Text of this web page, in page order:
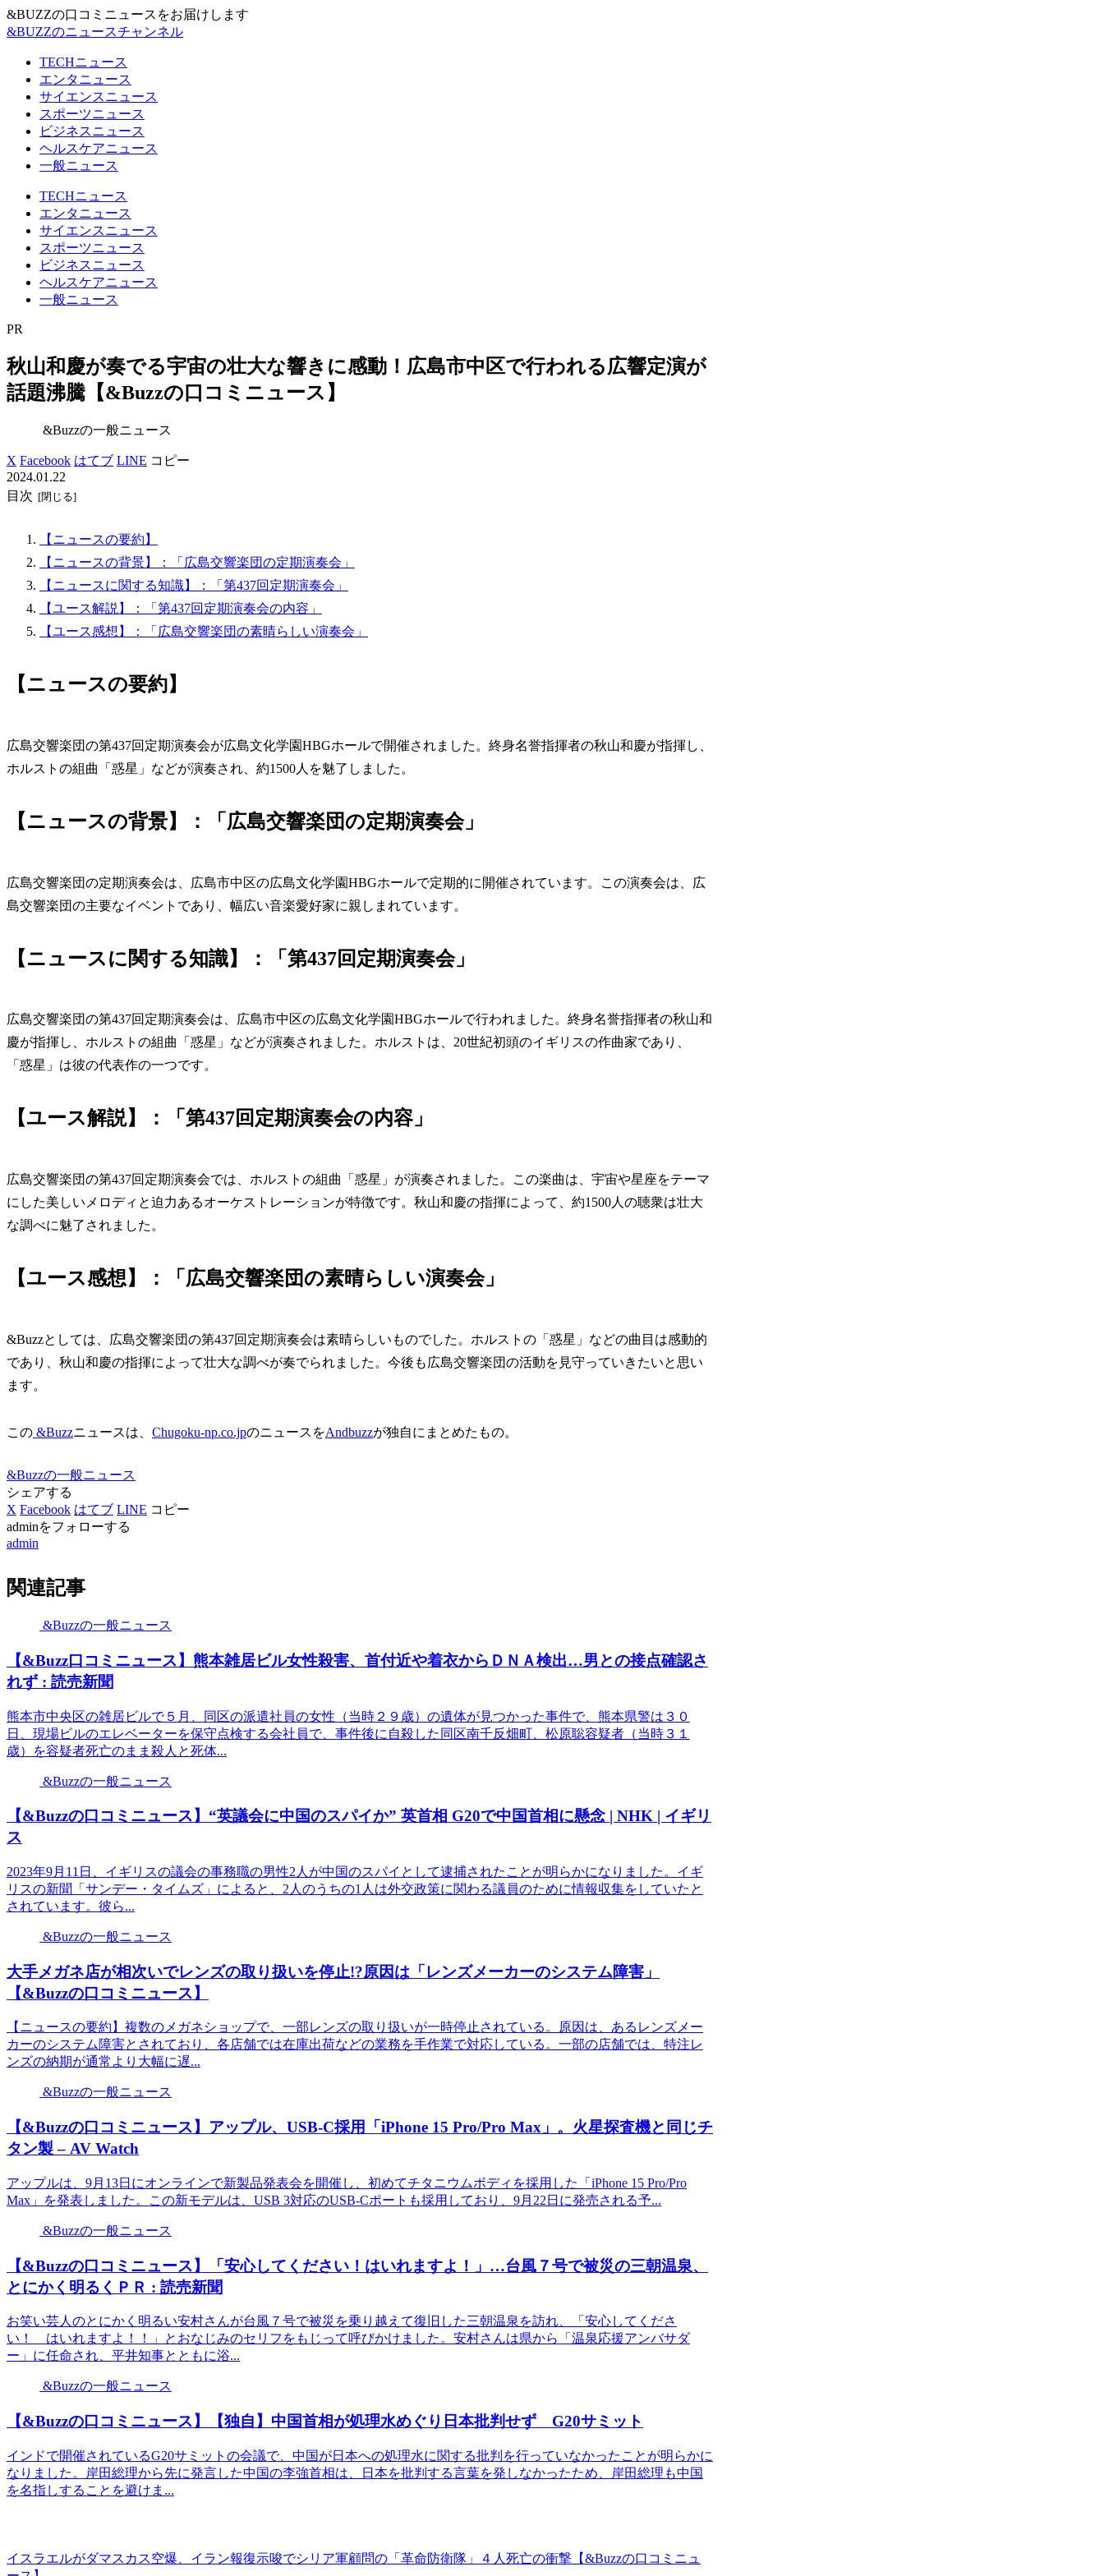
&BUZZの口コミニュースをお届けします
&BUZZのニュースチャンネル
TECHニュース
エンタニュース
サイエンスニュース
スポーツニュース
ビジネスニュース
ヘルスケアニュース
一般ニュース
TECHニュース
エンタニュース
サイエンスニュース
スポーツニュース
ビジネスニュース
ヘルスケアニュース
一般ニュース
PR
秋山和慶が奏でる宇宙の壮大な響きに感動！広島市中区で行われる広響定演が
話題沸騰【&Buzzの口コミニュース】
&Buzzの一般ニュース
X Facebook はてブ LINE コピー
2024.01.22
目次
【ニュースの要約】
【ニュースの背景】：「広島交響楽団の定期演奏会」
【ニュースに関する知識】：「第437回定期演奏会」
【ユース解説】：「第437回定期演奏会の内容」
【ユース感想】：「広島交響楽団の素晴らしい演奏会」
【ニュースの要約】
広島交響楽団の第437回定期演奏会が広島文化学園HBGホールで開催されました。終身名誉指揮者の秋山和慶が指揮し、
ホルストの組曲「惑星」などが演奏され、約1500人を魅了しました。
【ニュースの背景】：「広島交響楽団の定期演奏会」
広島交響楽団の定期演奏会は、広島市中区の広島文化学園HBGホールで定期的に開催されています。この演奏会は、広
島交響楽団の主要なイベントであり、幅広い音楽愛好家に親しまれています。
【ニュースに関する知識】：「第437回定期演奏会」
広島交響楽団の第437回定期演奏会は、広島市中区の広島文化学園HBGホールで行われました。終身名誉指揮者の秋山和
慶が指揮し、ホルストの組曲「惑星」などが演奏されました。ホルストは、20世紀初頭のイギリスの作曲家であり、
「惑星」は彼の代表作の一つです。
【ユース解説】：「第437回定期演奏会の内容」
広島交響楽団の第437回定期演奏会では、ホルストの組曲「惑星」が演奏されました。この楽曲は、宇宙や星座をテーマ
にした美しいメロディと迫力あるオーケストレーションが特徴です。秋山和慶の指揮によって、約1500人の聴衆は壮大
な調べに魅了されました。
【ユース感想】：「広島交響楽団の素晴らしい演奏会」
&Buzzとしては、広島交響楽団の第437回定期演奏会は素晴らしいものでした。ホルストの「惑星」などの曲目は感動的
であり、秋山和慶の指揮によって壮大な調べが奏でられました。今後も広島交響楽団の活動を見守っていきたいと思い
ます。
この &Buzzニュースは、 Chugoku-np.co.jpのニュースをAndbuzzが独自にまとめたもの。
&Buzzの一般ニュース
シェアする
X Facebook はてブ LINE コピー
adminをフォローする
admin
関連記事
&Buzzの一般ニュース
【&Buzz口コミニュース】熊本雑居ビル女性殺害、首付近や着衣からＤＮＡ検出…男との接点確認さ
れず : 読売新聞
熊本市中央区の雑居ビルで５月、同区の派遣社員の女性（当時２９歳）の遺体が見つかった事件で、熊本県警は３０
日、現場ビルのエレベーターを保守点検する会社員で、事件後に自殺した同区南千反畑町、松原聡容疑者（当時３１
歳）を容疑者死亡のまま殺人と死体...
&Buzzの一般ニュース
【&Buzzの口コミニュース】“英議会に中国のスパイか” 英首相 G20で中国首相に懸念 | NHK | イギリ
ス
2023年9月11日、イギリスの議会の事務職の男性2人が中国のスパイとして逮捕されたことが明らかになりました。イギ
リスの新聞「サンデー・タイムズ」によると、2人のうちの1人は外交政策に関わる議員のために情報収集をしていたと
されています。彼ら...
&Buzzの一般ニュース
大手メガネ店が相次いでレンズの取り扱いを停止!?原因は「レンズメーカーのシステム障害」
【&Buzzの口コミニュース】
【ニュースの要約】複数のメガネショップで、一部レンズの取り扱いが一時停止されている。原因は、あるレンズメー
カーのシステム障害とされており、各店舗では在庫出荷などの業務を手作業で対応している。一部の店舗では、特注レ
ンズの納期が通常より大幅に遅...
&Buzzの一般ニュース
【&Buzzの口コミニュース】アップル、USB-C採用「iPhone 15 Pro/Pro Max」。火星探査機と同じチ
タン製 – AV Watch
アップルは、9月13日にオンラインで新製品発表会を開催し、初めてチタニウムボディを採用した「iPhone 15 Pro/Pro
Max」を発表しました。この新モデルは、USB 3対応のUSB-Cポートも採用しており、9月22日に発売される予...
&Buzzの一般ニュース
【&Buzzの口コミニュース】「安心してください！はいれますよ！」…台風７号で被災の三朝温泉、
とにかく明るくＰＲ : 読売新聞
お笑い芸人のとにかく明るい安村さんが台風７号で被災を乗り越えて復旧した三朝温泉を訪れ、「安心してくださ
い！ はいれますよ！！」とおなじみのセリフをもじって呼びかけました。安村さんは県から「温泉応援アンバサダ
ー」に任命され、平井知事とともに浴...
&Buzzの一般ニュース
【&Buzzの口コミニュース】【独自】中国首相が処理水めぐり日本批判せず G20サミット
インドで開催されているG20サミットの会議で、中国が日本への処理水に関する批判を行っていなかったことが明らかに
なりました。岸田総理から先に発言した中国の李強首相は、日本を批判する言葉を発しなかったため、岸田総理も中国
を名指しすることを避けま...
イスラエルがダマスカス空爆、イラン報復示唆でシリア軍顧問の「革命防衛隊」４人死亡の衝撃【&Buzzの口コミニュ